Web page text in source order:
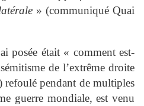
» (communiqué Quai
posée était « comment est-
de l’extrême droite
pendant de multiples
guerre mondiale, est venu